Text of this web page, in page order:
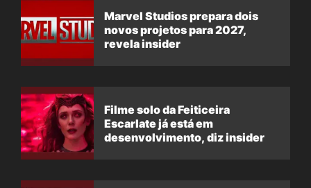
Marvel Studios prepara dois
novos projetos para 2027,
revela insider
Filme solo da Feiticeira
Escarlate já está em
desenvolvimento, diz insider